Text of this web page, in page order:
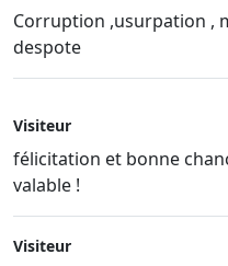
Corruption ,usurpation ,
despote
Visiteur
félicitation et bonne
valable !
Visiteur